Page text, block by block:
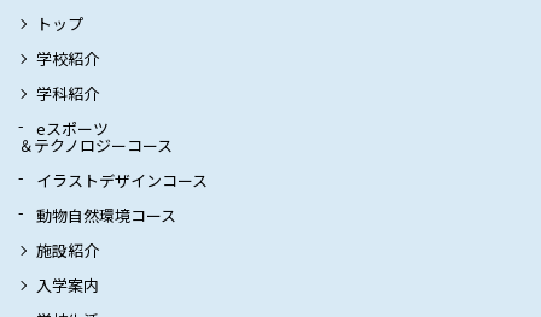
トップ
学校紹介
学科紹介
eスポーツ
＆テクノロジーコース
イラストデザインコース
動物自然環境コース
施設紹介
入学案内